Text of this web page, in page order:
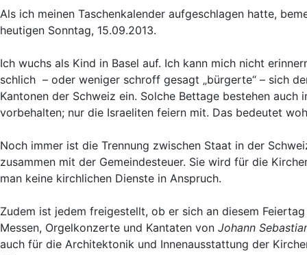
Als ich meinen Taschenkalender aufgeschlagen hatte,
heutigen Sonntag, 15.09.2013.
Ich wuchs als Kind in Basel auf. Ich kann mich nicht
schlich – oder weniger schroff gesagt „bürgerte“ – sich
Kantonen der Schweiz ein. Solche Bettage bestehen
vorbehalten; nur die Israeliten feiern mit. Das bedeutet
Noch immer ist die Trennung zwischen Staat in der
zusammen mit der Gemeindesteuer. Sie wird für die
man keine kirchlichen Dienste in Anspruch.
Zudem ist jedem freigestellt, ob er sich an diesem
Messen, Orgelkonzerte und Kantaten von Johann
auch für die Architektonik und Innenausstattung der